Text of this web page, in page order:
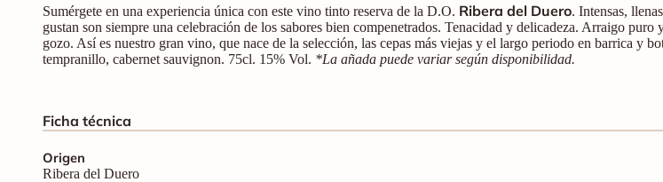
Sumérgete en una experiencia única con este vino tinto reserva de la D.O. Ribera del Duero. Intensas,
gustan son siempre una celebración de los sabores bien compenetrados. Tenacidad y delicadeza. Arraigo
gozo. Así es nuestro gran vino, que nace de la selección, las cepas más viejas y el largo periodo en barrica y
tempranillo, cabernet sauvignon. 75cl. 15% Vol. *La añada puede variar según disponibilidad.
Ficha técnica
Origen
Ribera del Duero